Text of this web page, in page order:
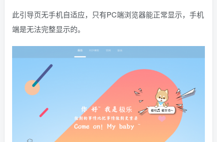
此引导页无手机自适应，只有PC端浏览器能正常显示，手机
端是无法完整显示的。